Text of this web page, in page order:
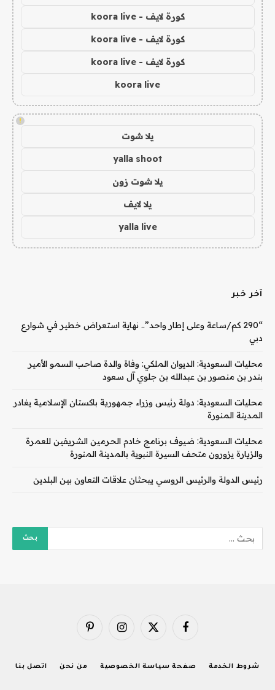
كورة لايف - koora live
كورة لايف - koora live
كورة لايف - koora live
koora live
!
يلا شوت
yalla shoot
يلا شوت زون
يلا لايف
yalla live
آخر خبر
“290 كم/ساعة وعلى إطار واحد”.. نهاية استعراض خطير في شوارع
دبي
محليات السعودية: الديوان الملكي: وفاة والدة صاحب السمو الأمير
بندر بن منصور بن عبدالله بن جلوي آل سعود
محليات السعودية: دولة رئيس وزراء جمهورية باكستان الإسلامية يغادر
المدينة المنورة
محليات السعودية: ضيوف برنامج خادم الحرمين الشريفين للعمرة
والزيارة يزورون متحف السيرة النبوية بالمدينة المنورة
رئيس الدولة والرئيس الروسي يبحثان علاقات التعاون بين البلدين
فيسبوك X
الانستغرامبينتيريست
شروط الخدمة صفحة سياسة الخصوصية من نحن اتصل بنا